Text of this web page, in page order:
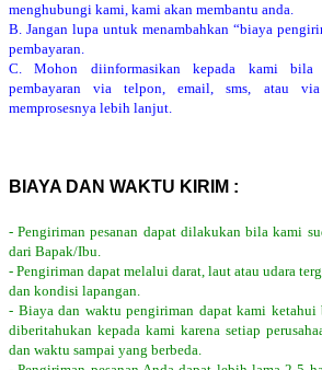
menghubungi kami, kami akan membantu anda.
B. Jangan lupa untuk menambahkan “biaya
pembayaran.
C. Mohon diinformasikan kepada kami bila
pembayaran via telpon, email, sms, atau
memprosesnya lebih lanjut.
BIAYA DAN WAKTU KIRIM :
- Pengiriman pesanan dapat dilakukan bila kami
dari Bapak/Ibu.
- Pengiriman dapat melalui darat, laut atau udara
dan kondisi lapangan.
- Biaya dan waktu pengiriman dapat kami ketahui
diberitahukan kepada kami karena setiap
dan waktu sampai yang berbeda.